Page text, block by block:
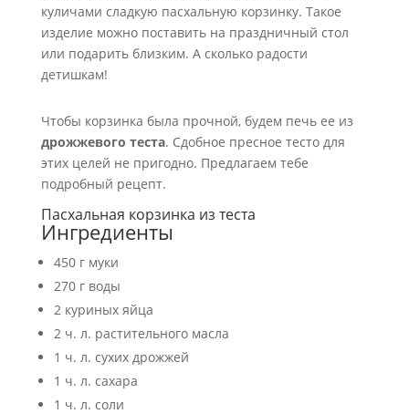
куличами сладкую пасхальную корзинку. Такое
изделие можно поставить на праздничный стол
или подарить близким. А сколько радости
детишкам!
Чтобы корзинка была прочной, будем печь ее из
дрожжевого теста. Сдобное пресное тесто для
этих целей не пригодно. Предлагаем тебе
подробный рецепт.
Пасхальная корзинка из теста
Ингредиенты
450 г муки
270 г воды
2 куриных яйца
2 ч. л. растительного масла
1 ч. л. сухих дрожжей
1 ч. л. сахара
1 ч. л. соли